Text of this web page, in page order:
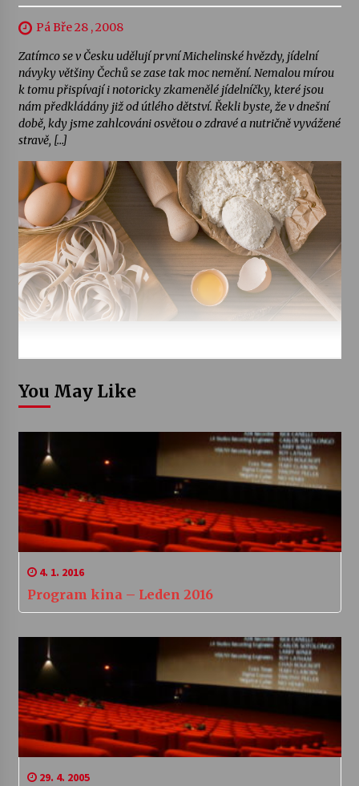
Pá Bře 28 , 2008
Zatímco se v Česku udělují první Michelinské hvězdy, jídelní
návyky většiny Čechů se zase tak moc nemění. Nemalou mírou
k tomu přispívají i notoricky zkamenělé jídelníčky, které jsou
nám předkládány již od útlého dětství. Řekli byste, že v dnešní
době, kdy jsme zahlcováni osvětou o zdravé a nutričně vyvážené
stravě, […]
You May Like
4. 1. 2016
Program kina – Leden 2016
29. 4. 2005